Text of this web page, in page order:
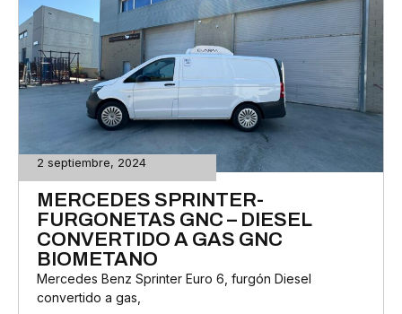
2 septiembre, 2024
MERCEDES SPRINTER-
FURGONETAS GNC – DIESEL
CONVERTIDO A GAS GNC
BIOMETANO
Mercedes Benz Sprinter Euro 6, furgón Diesel
convertido a gas,